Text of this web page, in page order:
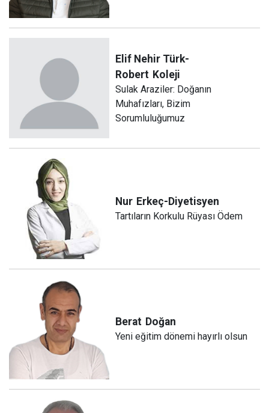
Elif Nehir Türk-
Robert Koleji
Sulak Araziler: Doğanın
Muhafızları, Bizim
Sorumluluğumuz
Nur Erkeç-Diyetisyen
Tartıların Korkulu Rüyası Ödem
Berat Doğan
Yeni eğitim dönemi hayırlı olsun